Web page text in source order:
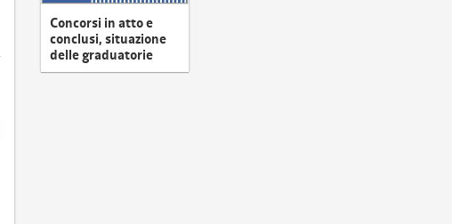
Concorsi in atto e
conclusi, situazione
delle graduatorie